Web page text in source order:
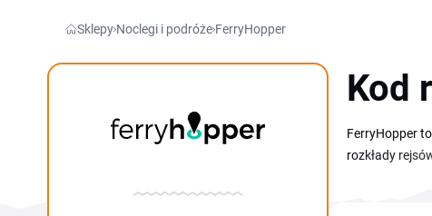
Sklepy Noclegi i podróże FerryHopper
Kod
FerryHopper
rozkłady